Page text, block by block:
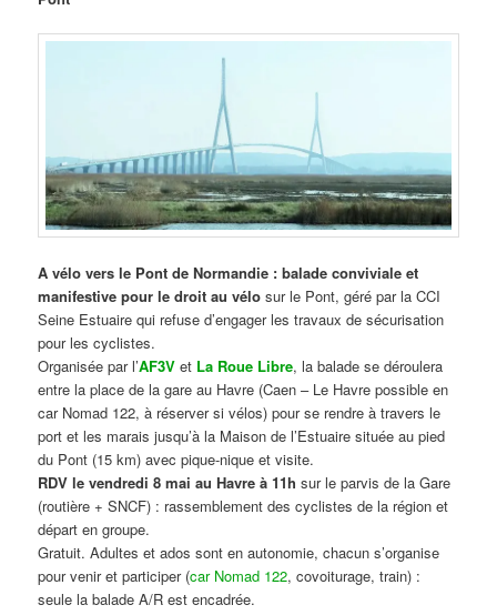
A vélo vers le Pont de Normandie : balade conviviale et
manifestive pour le droit au vélo sur le Pont, géré par la CCI
Seine Estuaire qui refuse d’engager les travaux de sécurisation
pour les cyclistes.
Organisée par l’AF3V et La Roue Libre, la balade se déroulera
entre la place de la gare au Havre (Caen – Le Havre possible en
car Nomad 122, à réserver si vélos) pour se rendre à travers le
port et les marais jusqu’à la Maison de l’Estuaire située au pied
du Pont (15 km) avec pique-nique et visite.
RDV le vendredi 8 mai au Havre à 11h sur le parvis de la Gare
(routière + SNCF) : rassemblement des cyclistes de la région et
départ en groupe.
Gratuit. Adultes et ados sont en autonomie, chacun s’organise
pour venir et participer (car Nomad 122, covoiturage, train) :
seule la balade A/R est encadrée.